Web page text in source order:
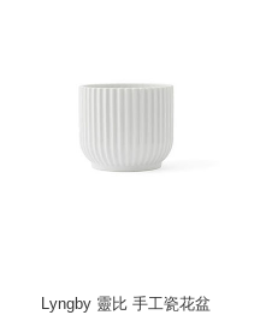
Lyngby 靈比 手工瓷花盆